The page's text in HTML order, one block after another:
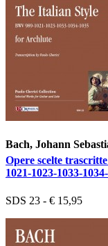
Bach, Johann
Opere scelte
1021-1023-1033-
SDS 23 - € 15,95